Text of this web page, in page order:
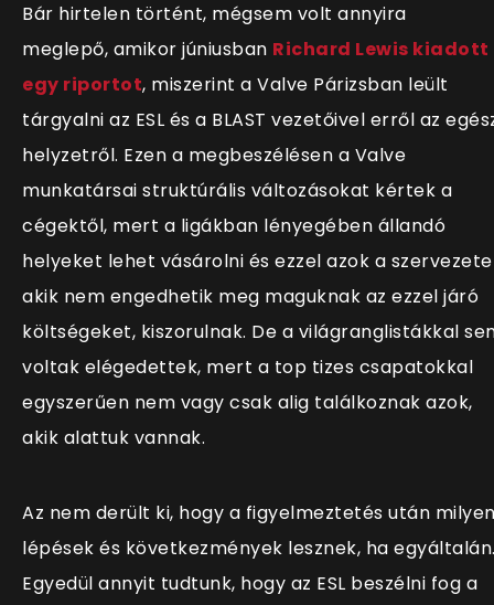
Bár hirtelen történt, mégsem volt annyira
meglepő, amikor júniusban Richard Lewis kiadott
egy riportot, miszerint a Valve Párizsban leült
tárgyalni az ESL és a BLAST vezetőivel erről az
helyzetről. Ezen a megbeszélésen a Valve
munkatársai struktúrális változásokat kértek a
cégektől, mert a ligákban lényegében állandó
helyeket lehet vásárolni és ezzel azok a
akik nem engedhetik meg maguknak az ezzel járó
költségeket, kiszorulnak. De a világranglistákkal
voltak elégedettek, mert a top tizes csapatokkal
egyszerűen nem vagy csak alig találkoznak azok,
akik alattuk vannak.
Az nem derült ki, hogy a figyelmeztetés után
lépések és következmények lesznek, ha
Egyedül annyit tudtunk, hogy az ESL beszélni fog a